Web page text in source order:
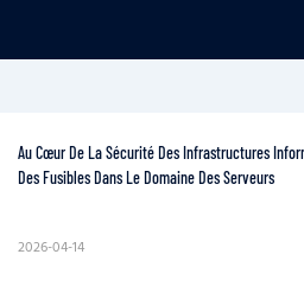
Au Cœur De La Sécurité Des Infrastructures
Des Fusibles Dans Le Domaine Des Serveurs
2026-04-14